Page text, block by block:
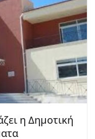
η Δημοτική